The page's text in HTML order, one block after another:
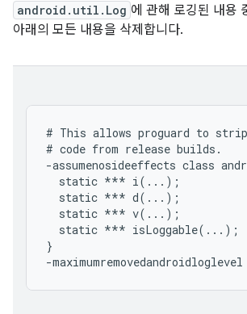
android.util.Log 에 관해 로깅된 내용
아래의 모든 내용을 삭제합니다.
# This allows proguard to
# code from release builds.
-assumenosideeffects class
  static *** i(...);
  static *** d(...);
  static *** v(...);
  static *** isLoggable(...);
}